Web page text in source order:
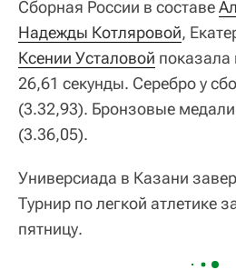
Сборная России в составе
Надежды Котляровой,
Ксении Усталовой
26,61 секунды. Серебро у
(3.32,93). Бронзовые
(3.36,05).
Универсиада в Казани
Турнир по легкой атлетике
пятницу.